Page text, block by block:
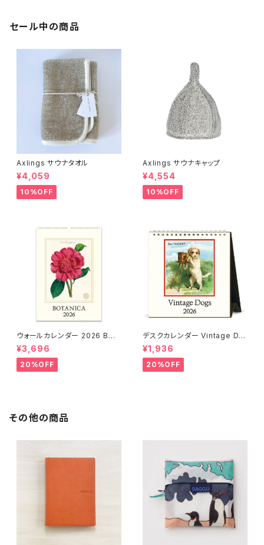
セール中の商品
Axlings サウナタオル
¥4,059
10%OFF
Axlings サウナキャップ
¥4,554
10%OFF
ウォールカレンダー 2026 BOT
ANICA
¥3,696
20%OFF
デスクカレンダー Vintage Do
gs 2026
¥1,936
20%OFF
その他の商品